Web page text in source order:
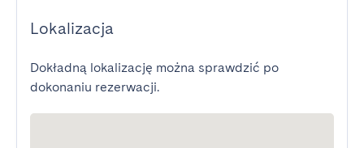
Lokalizacja
Dokładną lokalizację można sprawdzić po
dokonaniu rezerwacji.